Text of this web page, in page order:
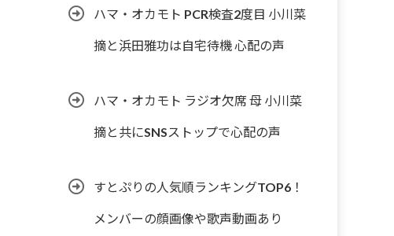
ハマ・オカモト PCR検査2度目 小川菜
摘と浜田雅功は自宅待機 心配の声
ハマ・オカモト ラジオ欠席 母 小川菜
摘と共にSNSストップで心配の声
すとぷりの人気順ランキングTOP6！
メンバーの顔画像や歌声動画あり